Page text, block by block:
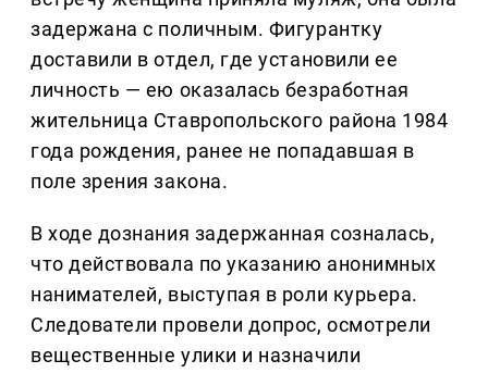
задержана с поличным. Фигурантку
доставили в отдел, где установили ее
личность — ею оказалась безработная
жительница Ставропольского района 1984
года рождения, ранее не попадавшая в
поле зрения закона.
В ходе дознания задержанная созналась,
что действовала по указанию анонимных
нанимателей, выступая в роли курьера.
Следователи провели допрос, осмотрели
вещественные улики и назначили